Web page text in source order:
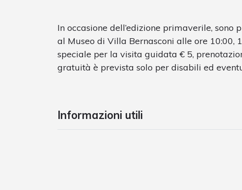
In occasione dell’edizione primaverile,
al Museo di Villa Bernasconi alle ore 10:00,
speciale per la visita guidata € 5,
gratuità è prevista solo per disabili ed
Informazioni utili